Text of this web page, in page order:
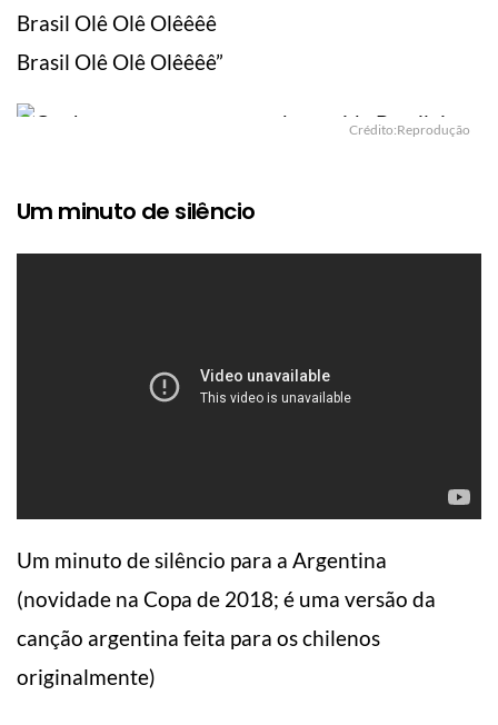
Brasil Olê Olê Olêêêê
Brasil Olê Olê Olêêêê”
Crédito:Reprodução
Um minuto de silêncio
Um minuto de silêncio para a Argentina
(novidade na Copa de 2018; é uma versão da
canção argentina feita para os chilenos
originalmente)